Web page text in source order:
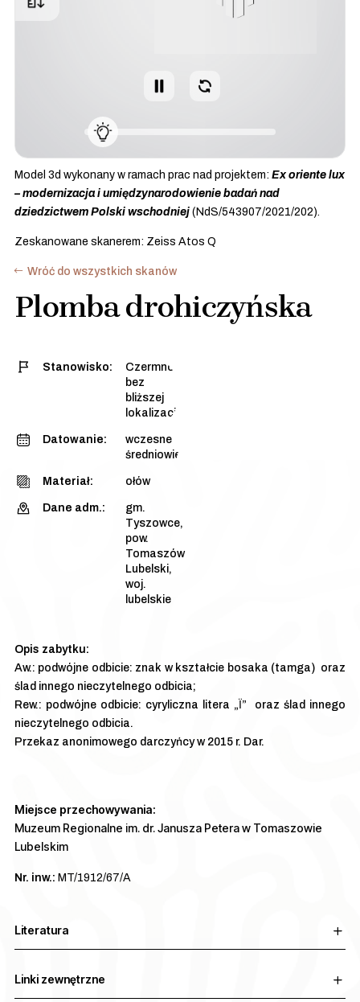
Model 3d wykonany w ramach prac nad projektem: Ex oriente lux
– modernizacja i umiędzynarodowienie badań nad
dziedzictwem Polski wschodniej (NdS/543907/2021/202).
Zeskanowane skanerem: Zeiss Atos Q
Wróć do wszystkich skanów
Plomba drohiczyńska
Stanowisko:
Czermno,
bez
bliższej
lokalizacji
Datowanie:
wczesne
średniowiecze
Materiał: ołów
Dane adm.:
gm.
Tyszowce,
pow.
Tomaszów
Lubelski,
woj.
lubelskie
Aw.: podwójne odbicie: znak w kształcie bosaka (tamga) oraz
ślad innego nieczytelnego odbicia;
Rew.: podwójne odbicie: cyryliczna litera „Ї” oraz ślad innego
nieczytelnego odbicia.
Przekaz anonimowego darczyńcy w 2015 r. Dar.
Miejsce przechowywania:
Muzeum Regionalne im. dr. Janusza Petera w Tomaszowie
Lubelskim
Nr. inw.: MT/1912/67/A
Literatura
Linki zewnętrzne